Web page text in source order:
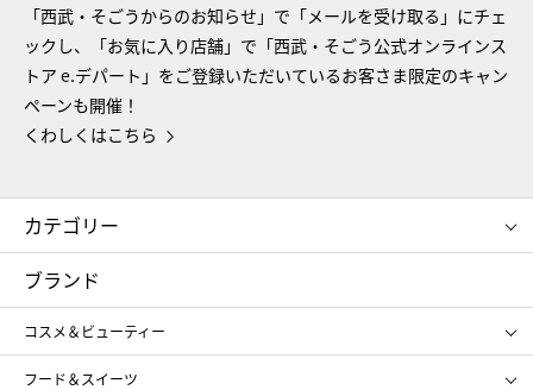
「西武・そごうからのお知らせ」で「メールを受け取る」にチェ
ックし、「お気に入り店舗」で「西武・そごう公式オンラインス
トア e.デパート」をご登録いただいているお客さま限定のキャン
ペーンも開催！
くわしくはこちら
カテゴリー
コスメ＆ビューティー
ギフト
レディース
メンズ
スポーツ・アウトドア
ブランド
コスメ＆ビューティー
SHISEIDO
フード＆スイーツ